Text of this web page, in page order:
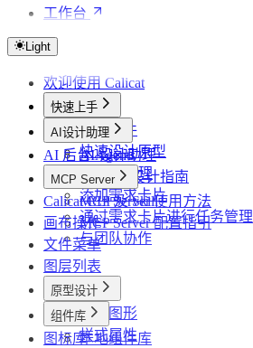
工作台
Light
欢迎使用 Calicat
快速上手
创建文件
快速设计原型
使用AI助理
添加需求卡片
通过需求卡片进行任务管理
与团队协作
AI设计助理
AI 设计助理
高效 AI 设计指南
AI 后台 Agents
MCP Server
MCP Server 使用方法
MCP Server 配置指引
Calicat CLI 及 Skill
画布操作
文件菜单
图层列表
原型设计
基础图形
样式属性
组件库
本地组件库
图标库